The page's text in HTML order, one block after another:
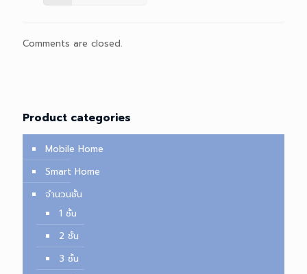
Comments are closed.
Product categories
Mobile Home
Smart Home
จำนวนชั้น
1 ชั้น
2 ชั้น
3 ชั้น